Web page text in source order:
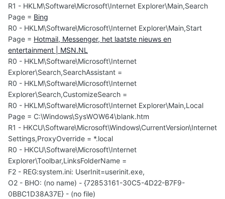
R1 - HKLM\Software\Microsoft\Internet Explorer\Main,Search
Page = Bing
R0 - HKLM\Software\Microsoft\Internet Explorer\Main,Start
Page = Hotmail, Messenger, het laatste nieuws en
entertainment | MSN.NL
R0 - HKLM\Software\Microsoft\Internet
Explorer\Search,SearchAssistant =
R0 - HKLM\Software\Microsoft\Internet
Explorer\Search,CustomizeSearch =
R0 - HKLM\Software\Microsoft\Internet Explorer\Main,Local
Page = C:\Windows\SysWOW64\blank.htm
R1 - HKCU\Software\Microsoft\Windows\CurrentVersion\Internet
Settings,ProxyOverride = *.local
R0 - HKCU\Software\Microsoft\Internet
Explorer\Toolbar,LinksFolderName =
F2 - REG:system.ini: UserInit=userinit.exe,
O2 - BHO: (no name) - {72853161-30C5-4D22-B7F9-
0BBC1D38A37E} - (no file)